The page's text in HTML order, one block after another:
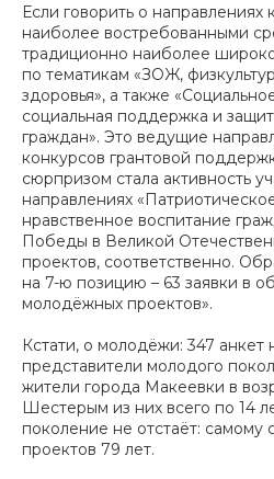
Если говорить о направлениях
наиболее востребованными
традиционно наиболее
по тематикам «ЗОЖ,
здоровья», а также
социальная поддержка и
граждан». Это ведущие
конкурсов грантовой
сюрпризом стала активность
направлениях
нравственное воспитание
Победы в Великой
проектов, соответственно.
на 7-ю позицию – 63 заявки в
молодёжных проектов».
Кстати, о молодёжи: 347 анкет
представители молодого
жители города Макеевки в
Шестерым из них всего по 14
поколение не отстаёт: самому
проектов 79 лет.